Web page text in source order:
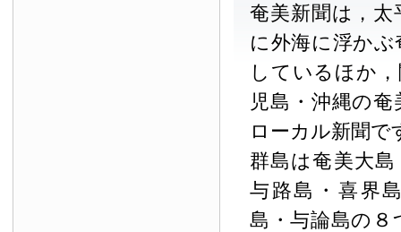
奄美新聞は，
に外海に浮か
しているほか
児島・沖縄の
ローカル新聞で
群島は奄美大
与路島・喜界
島・与論島の